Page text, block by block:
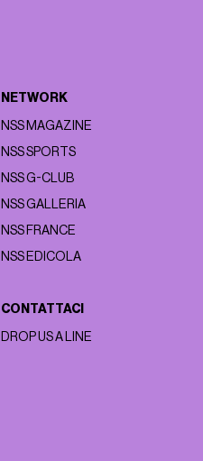
NETWORK
NSS MAGAZINE
NSS SPORTS
NSS G-CLUB
NSS GALLERIA
NSS FRANCE
NSS EDICOLA
CONTATTACI
DROP US A LINE